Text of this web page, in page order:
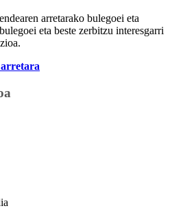
arretarako bulegoei eta
eta beste zerbitzu interesgarri